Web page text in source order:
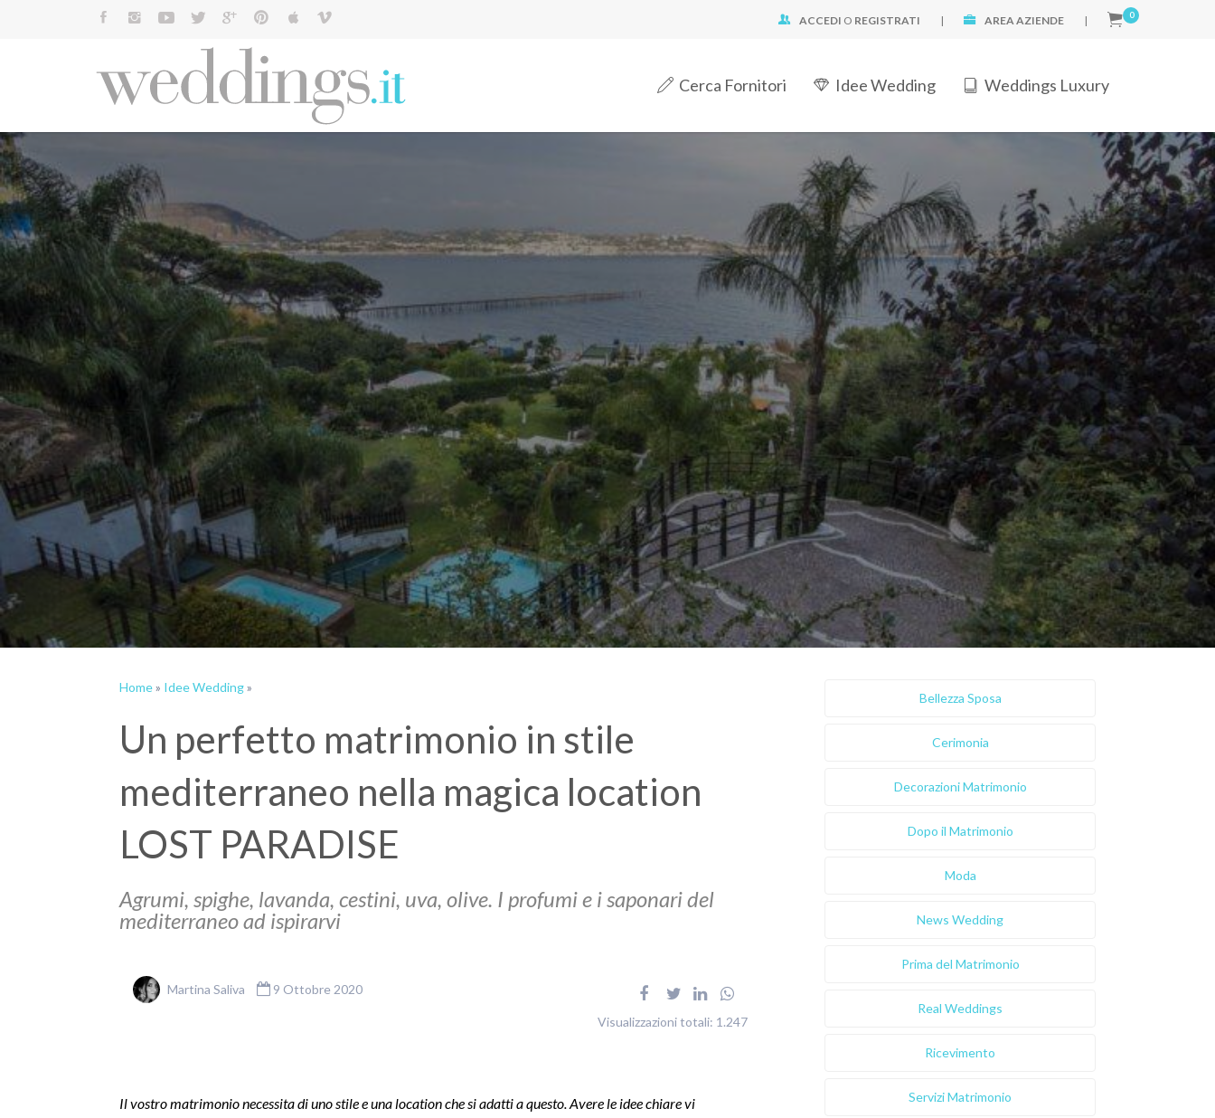
ACCEDI O REGISTRATI | AREA AZIENDE | 0
Cerca Fornitori Idee Wedding Weddings Luxury
Cerca:
Home» Idee Wedding»
Un perfetto matrimonio in stile
mediterraneo nella magica location
LOST PARADISE
Agrumi, spighe, lavanda, cestini, uva, olive. I profumi e i saponari del
mediterraneo ad ispirarvi
Martina Saliva 9 Ottobre 2020
Visualizzazioni totali: 1.247
Il vostro matrimonio necessita di uno stile e una location che si adatti a questo. Avere le idee chiare vi
Bellezza Sposa
Cerimonia
Decorazioni Matrimonio
Dopo il Matrimonio
Moda
News Wedding
Prima del Matrimonio
Real Weddings
Ricevimento
Servizi Matrimonio